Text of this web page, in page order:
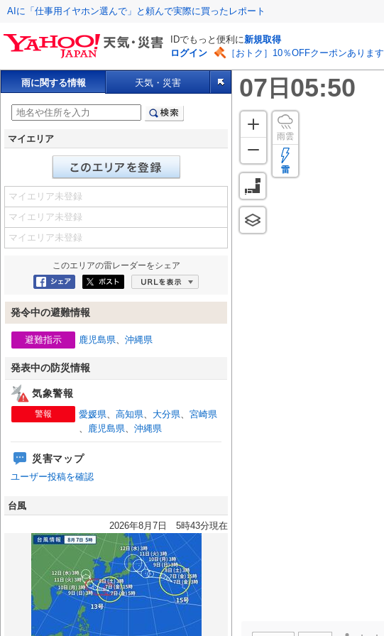
AIに「仕事用イヤホン選んで」と頼んで実際に買ったレポート
IDでもっと便利に新規取得
ログイン
［おトク］10％OFFクーポンあります
雨に関する情報 天気・災害
マイエリア
マイエリア未登録
マイエリア未登録
マイエリア未登録
このエリアの雷レーダーをシェア
Facebookにシェア
ポスト
発令中の避難情報
避難指示 鹿児島県、 沖縄県
発表中の防災情報
気象警報
警報 愛媛県、 高知県、 大分県、 宮崎県
、 鹿児島県、 沖縄県
災害マップ
ユーザー投稿を確認
台風
2026年8月7日 5時43分現在
雨雲
雷
07 日 05:50